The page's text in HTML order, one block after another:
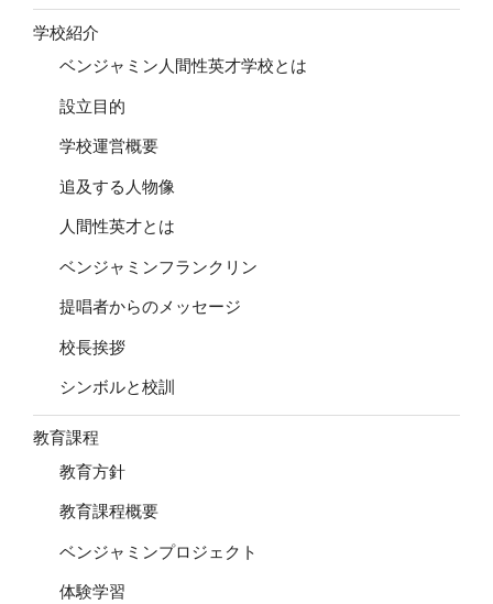
学校紹介
ベンジャミン人間性英才学校とは
設立目的
学校運営概要
追及する人物像
人間性英才とは
ベンジャミンフランクリン
提唱者からのメッセージ
校長挨拶
シンボルと校訓
教育課程
教育方針
教育課程概要
ベンジャミンプロジェクト
体験学習